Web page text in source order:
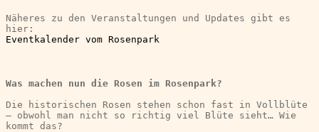
Näheres zu den Veranstaltungen und Updates gibt es
hier:
Eventkalender vom Rosenpark
Was machen nun die Rosen im Rosenpark?
Die historischen Rosen stehen schon fast in Vollblüte
– obwohl man nicht so richtig viel Blüte sieht… Wie
kommt das?